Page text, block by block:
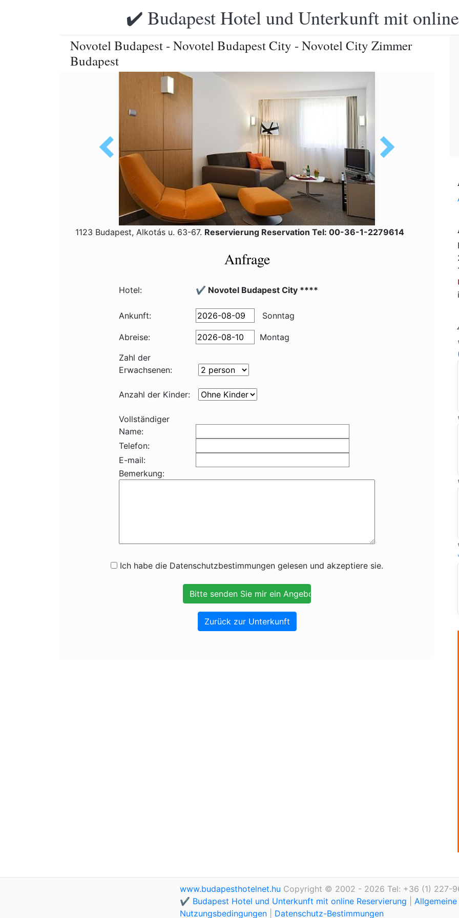
✔️ Budapest Hotel und Unterkunft mit
Novotel Budapest - Novotel Budapest City - Novotel City Zimmer
Budapest
1123 Budapest, Alkotás u. 63-67. Reservierung Reservation Tel: 00-36-1-2279614
Anfrage
Hotel: ✔️ Novotel Budapest City ****
Ankunft: Sonntag
Abreise:
Montag
Zahl der
Erwachsenen:
Anzahl der Kinder:
Vollständiger
Name:
Telefon:
E-mail:
Bemerkung:
Ich habe die Datenschutzbestimmungen gelesen und akzeptiere sie.
Zurück zur Unterkunft
www.budapesthotelnet.hu Copyright © 2002 - 2026 Tel: +36 (1) 227-
✔️ Budapest Hotel und Unterkunft mit online Reservierung
Allgemeine
Nutzungsbedingungen
Datenschutz-Bestimmungen